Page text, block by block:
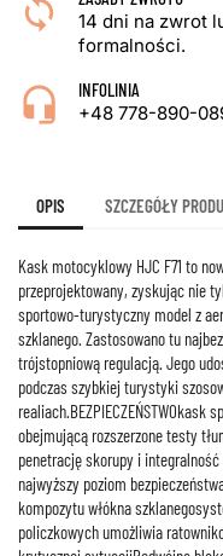
14 dni na zwrot
formalności.
INFOLINIA
+48 778-890-
OPIS SZCZEGÓŁY
Kask motocyklowy HJC F71 to
przeprojektowany, zyskując nie
sportowo-turystyczny model z
szklanego. Zastosowano tu
trójstopniową regulacją. Jego
podczas szybkiej turystyki
realiach.BEZPIECZEŃSTWOkask
obejmującą rozszerzone testy
penetrację skorupy i
najwyższy poziom
kompozytu włókna
policzkowych umożliwia